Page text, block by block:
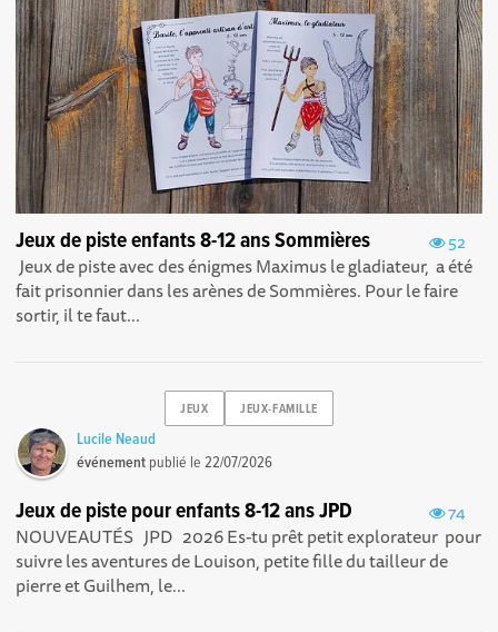
52
Jeux de piste enfants 8-12 ans Sommières
Jeux de piste avec des énigmes Maximus le gladiateur, a été
fait prisonnier dans les arènes de Sommières. Pour le faire
sortir, il te faut...
JEUX JEUX-FAMILLE
Lucile Neaud
événement publié le22/07/2026
74
Jeux de piste pour enfants 8-12 ans JPD
NOUVEAUTÉS JPD 2026 Es-tu prêt petit explorateur pour
suivre les aventures de Louison, petite fille du tailleur de
pierre et Guilhem, le...